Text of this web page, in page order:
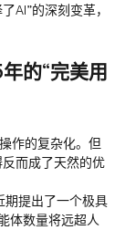
AI”的深刻变革，
的“完美用
作的复杂化。但
而成了天然的优
提出了一个极具
体数量将远超人